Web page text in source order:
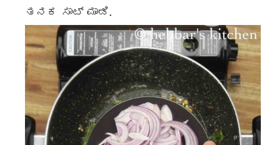
ತನಕ ಸಾಟ್ ಮಾಡಿ.